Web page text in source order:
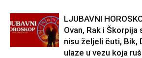
LJUBAVNI
Ovan, Rak i
nisu željeli čuti, Bik,
ulaze u vezu koja